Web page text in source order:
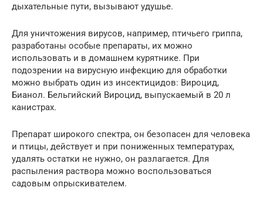
дыхательные пути, вызывают удушье.
Для уничтожения вирусов, например, птичьего гриппа,
разработаны особые препараты, их можно
использовать и в домашнем курятнике. При
подозрении на вирусную инфекцию для обработки
можно выбрать один из инсектицидов: Вироцид,
Бианол. Бельгийский Вироцид, выпускаемый в 20 л
канистрах.
Препарат широкого спектра, он безопасен для человека
и птицы, действует и при пониженных температурах,
удалять остатки не нужно, он разлагается. Для
распыления раствора можно воспользоваться
садовым опрыскивателем.